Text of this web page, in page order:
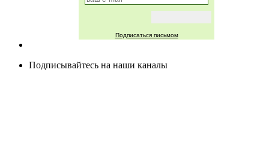
Подписаться письмом
Подписывайтесь на наши каналы